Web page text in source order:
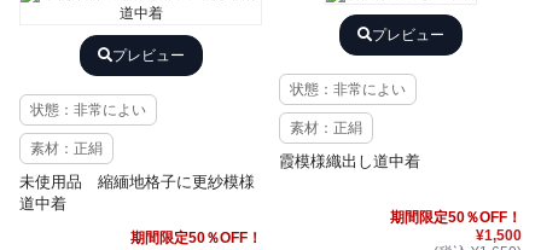
プレビュー
状態：非常によい
素材：正絹
未使用品 縮緬地格子に更紗模様
道中着
期間限定50％OFF！
プレビュー
状態：非常によい
素材：正絹
霞模様織出し道中着
期間限定50％OFF！
¥1,500